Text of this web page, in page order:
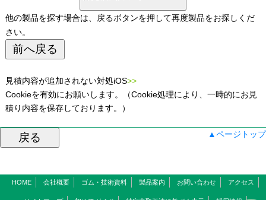
他の製品を探す場合は、戻るボタンを押して再度製品をお探しくだ
さい。
見積内容が追加されない対処iOS>>
Cookieを有効にお願いします。（Cookie処理により、一時的にお見
積り内容を保存しております。）
▲ページトップ
HOME 会社概要 ゴム・技術資料 製品案内 お問い合わせ アクセス